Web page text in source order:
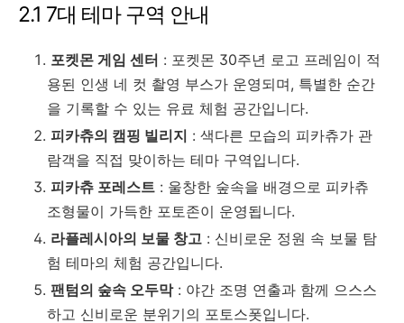
2.1 7대 테마 구역 안내
포켓몬 게임 센터 : 포켓몬 30주년 로고 프레임이 적
용된 인생 네 컷 촬영 부스가 운영되며, 특별한 순간
을 기록할 수 있는 유료 체험 공간입니다.
피카츄의 캠핑 빌리지 : 색다른 모습의 피카츄가 관
람객을 직접 맞이하는 테마 구역입니다.
피카츄 포레스트 : 울창한 숲속을 배경으로 피카츄
조형물이 가득한 포토존이 운영됩니다.
라플레시아의 보물 창고 : 신비로운 정원 속 보물 탐
험 테마의 체험 공간입니다.
팬텀의 숲속 오두막: 야간 조명 연출과 함께 으스스
하고 신비로운 분위기의 포토스폿입니다.